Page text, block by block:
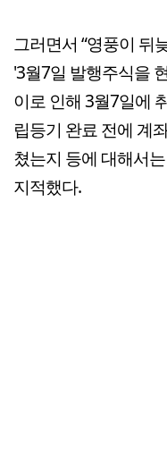
그러면서 “영풍이 뒤
'3월7일 발행주식을
이로 인해 3월7일에
립등기 완료 전에 계
쳤는지 등에 대해서
지적했다.